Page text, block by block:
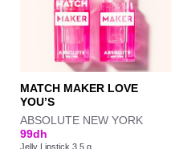
MATCH MAKER LOVE
YOU’S
ABSOLUTE NEW YORK
99dh
Jelly Lipstick 3,5 g